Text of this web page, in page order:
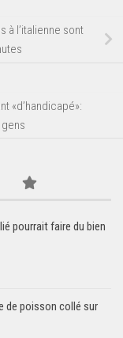
à l’italienne sont
«d’handicapé»:
pourrait faire du bien
de poisson collé sur